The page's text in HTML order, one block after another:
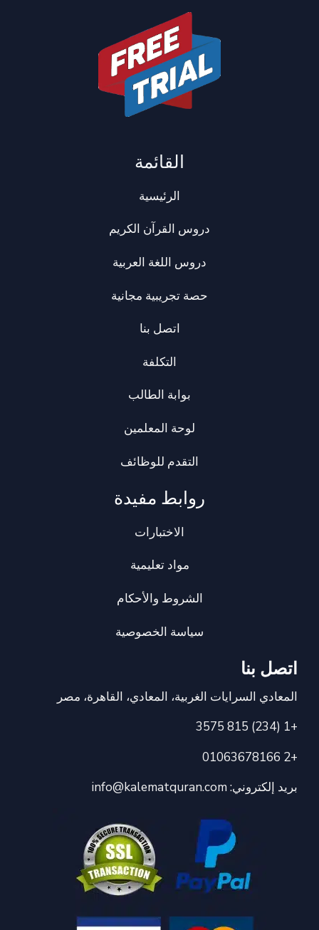
القائمة
الرئيسية
دروس القرآن الكريم
دروس اللغة العربية
حصة تجريبية مجانية
اتصل بنا
التكلفة
بوابة الطالب
لوحة المعلمين
التقدم للوظائف
روابط مفيدة
الاختبارات
مواد تعليمية
الشروط والأحكام
سياسة الخصوصية
اتصل بنا
المعادي السرايات الغربية، المعادي، القاهرة، مصر
+1 (234) 815 3575
+2 01063678166
بريد إلكتروني:info@kalematquran.com